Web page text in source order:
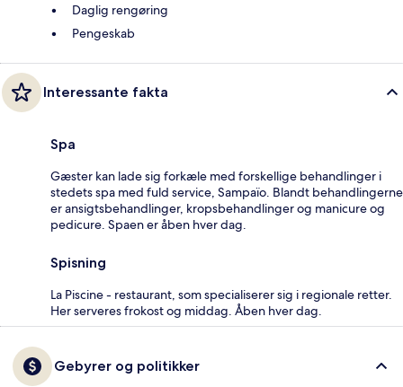
Daglig rengøring
Pengeskab
Interessante fakta
Spa
Gæster kan lade sig forkæle med forskellige behandlinger i
stedets spa med fuld service, Sampaïo. Blandt behandlingerne
er ansigtsbehandlinger, kropsbehandlinger og manicure og
pedicure. Spaen er åben hver dag.
Spisning
La Piscine - restaurant, som specialiserer sig i regionale retter.
Her serveres frokost og middag. Åben hver dag.
Gebyrer og politikker